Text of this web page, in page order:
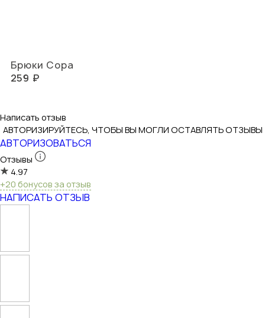
Брюки Сора
259 ₽
Написать отзыв
АВТОРИЗИРУЙТЕСЬ, ЧТОБЫ ВЫ МОГЛИ ОСТАВЛЯТЬ ОТЗЫВЫ
АВТОРИЗОВАТЬСЯ
Отзывы
4.97
+20 бонусов за отзыв
НАПИСАТЬ ОТЗЫВ